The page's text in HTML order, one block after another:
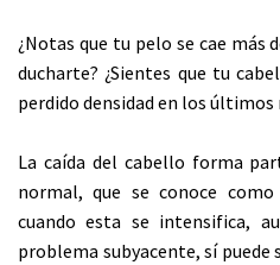
¿Notas que tu pelo se cae
ducharte? ¿Sientes que tu
perdido densidad en los últimos
La caída del cabello forma
normal, que se conoce
cuando esta se intensifica,
problema subyacente, sí puede